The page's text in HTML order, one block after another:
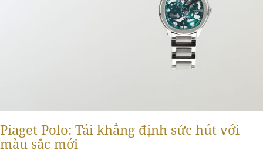
Piaget Polo: Tái khẳng định sức hút với
màu sắc mới